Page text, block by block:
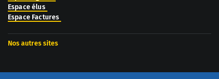
Espace élus
Espace Factures
Nos autres sites